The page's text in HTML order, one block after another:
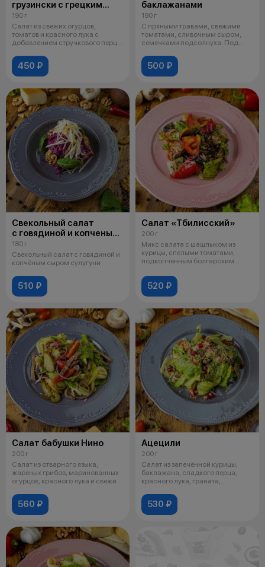
грузински с грецким
орехом
190 г
Салат из свежих огурцов,
томатов и красного лука с
добавлением стручкового перца,
450 ₽
баклажанами
190 г
С пряными травами, свежими
томатами, сливочным сыром,
семечками подсолнуха. Под
500 ₽
Свекольный салат
с говядиной и копченым
сыром сулугуни
180 г
Свекольный салат с говядиной и
копчёным сыром сулугуни
510 ₽
Салат «Тбилисский»
200 г
Микс салата с шашлыком из
курицы, спелыми томатами,
подкопченным болгарским
520 ₽
Салат бабушки Нино
200 г
Салат из отварного языка,
жареных грибов, маринованных
огурцов, красного лука и свежих
560 ₽
Ацецили
200 г
Салат из запечённой курицы,
баклажана, сладкого перца,
красного лука, граната,
530 ₽